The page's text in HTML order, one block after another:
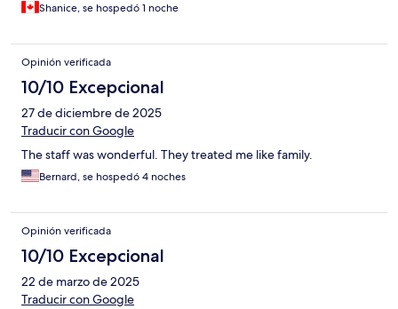
Shanice, se hospedó 1 noche
Opinión verificada
10/10 Excepcional
27 de diciembre de 2025
Traducir con Google
The staff was wonderful. They treated me like family.
Bernard, se hospedó 4 noches
Opinión verificada
10/10 Excepcional
22 de marzo de 2025
Traducir con Google